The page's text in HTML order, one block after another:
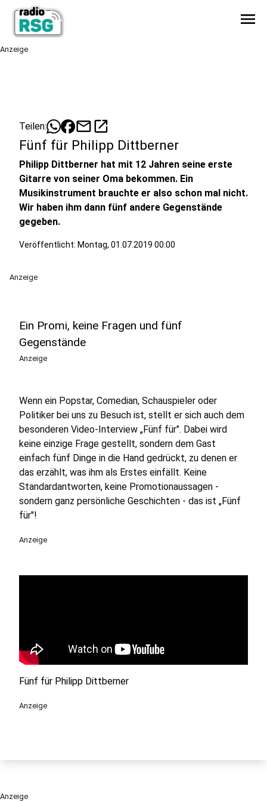
menu
Anzeige
Teilen: mailopen_in_new
Fünf für Philipp Dittberner
Philipp Dittberner hat mit 12 Jahren seine erste
Gitarre von seiner Oma bekommen. Ein
Musikinstrument brauchte er also schon mal nicht.
Wir haben ihm dann fünf andere Gegenstände
gegeben.
Veröffentlicht: Montag, 01.07.2019 00:00
Anzeige
Ein Promi, keine Fragen und fünf
Gegenstände
Anzeige
Wenn ein Popstar, Comedian, Schauspieler oder
Politiker bei uns zu Besuch ist, stellt er sich auch dem
besonderen Video-Interview „Fünf für". Dabei wird
keine einzige Frage gestellt, sondern dem Gast
einfach fünf Dinge in die Hand gedrückt, zu denen er
das erzählt, was ihm als Erstes einfällt. Keine
Standardantworten, keine Promotionaussagen -
sondern ganz persönliche Geschichten - das ist „Fünf
für"!
Anzeige
Fünf für Philipp Dittberner
Anzeige
Anzeige